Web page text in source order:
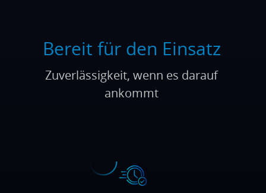
Bereit für den Einsatz
Zuverlässigkeit, wenn es darauf
ankommt